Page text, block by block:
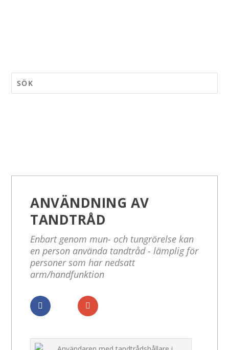
ANVÄNDNING AV
TANDTRÅD
Enbart genom mun- och tungrörelse kan
en person använda tandtråd - lämplig för
personer som har nedsatt
arm/handfunktion